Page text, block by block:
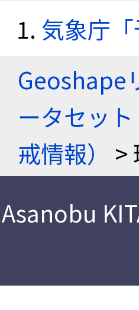
気象庁
Geoshape
ータセット
戒情報）
>
Asanobu